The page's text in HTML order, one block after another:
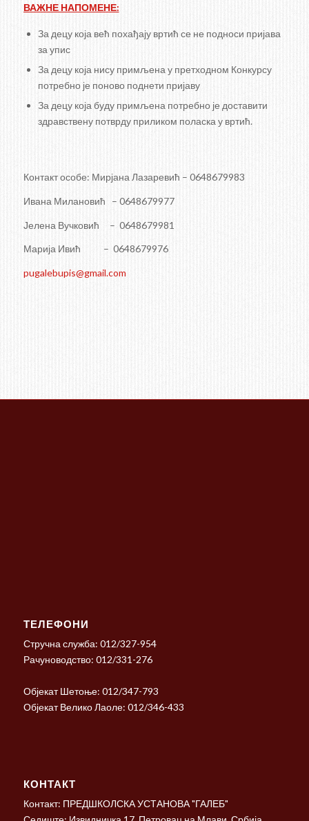
ВАЖНЕ НАПОМЕНЕ:
За децу која већ похађају вртић се не подноси пријава
за упис
За децу која нису примљена у претходном Конкурсу
потребно је поново поднети пријаву
За децу која буду примљена потребно је доставити
здравствену потврду приликом поласка у вртић.
Контакт особе: Мирјана Лазаревић – 0648679983
Ивана Милановић – 0648679977
Јелена Вучковић – 0648679981
Марија Ивић – 0648679976
pugalebupis@gmail.com
ТЕЛЕФОНИ
Стручна служба: 012/327-954
Рачуноводство: 012/331-276
Објекат Шетоње: 012/347-793
Објекат Велико Лаоле: 012/346-433
КОНТАКТ
Контакт: ПРЕДШКОЛСКА УСТАНОВА "ГАЛЕБ"